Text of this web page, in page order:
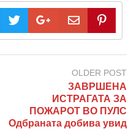
OLDER POST
ЗАВРШЕНА
ИСТРАГАТА ЗА
ПОЖАРОТ ВО ПУЛС
Одбраната добива увид